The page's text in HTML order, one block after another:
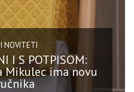
NOVITETI
I S POTPISOM:
Mikulec ima novu